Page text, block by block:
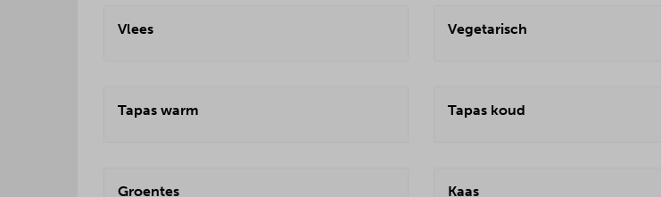
Vlees Vegetarisch
Tapas warm Tapas koud
Groentes Kaas